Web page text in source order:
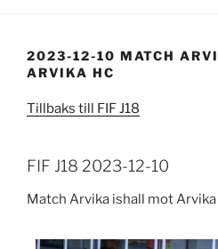
2023-12-10 MATCH
ARVIKA HC
Tillbaks till FIF J18
FIF J18 2023-12-10
Match Arvika ishall mot Arvika